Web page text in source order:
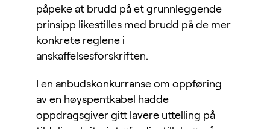
påpeke at brudd på et grunnleggende
prinsipp likestilles med brudd på de mer
konkrete reglene i
anskaffelsesforskriften.
I en anbudskonkurranse om oppføring
av en høyspentkabel hadde
oppdragsgiver gitt lavere uttelling på